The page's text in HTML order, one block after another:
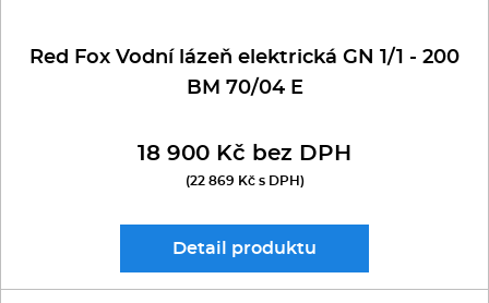
Red Fox Vodní lázeň elektrická GN 1/1 - 200
BM 70/04 E
18 900 Kč bez DPH
(22 869 Kč s DPH)
Detail produktu